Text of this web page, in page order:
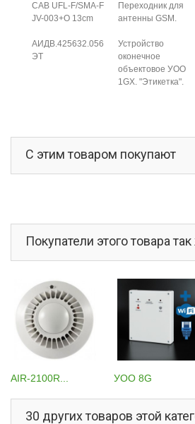
CAB UFL-F/SMA-F
JV-003+O 13cm
Переходник для
антенны GSM.
АИДВ.425632.056
ЭТ
Устройство
оконечное
объектовое УОО
1GX. "Этикетка".
С этим товаром покупают
Покупатели этого товара
AIR-2100R... УОО 8G
30 других товаров этой